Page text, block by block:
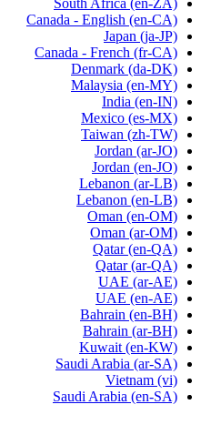
South Africa (en-ZA)
Canada - English (en-CA)
Japan (ja-JP)
Canada - French (fr-CA)
Denmark (da-DK)
Malaysia (en-MY)
India (en-IN)
Mexico (es-MX)
Taiwan (zh-TW)
Jordan (ar-JO)
Jordan (en-JO)
Lebanon (ar-LB)
Lebanon (en-LB)
Oman (en-OM)
Oman (ar-OM)
Qatar (en-QA)
Qatar (ar-QA)
UAE (ar-AE)
UAE (en-AE)
Bahrain (en-BH)
Bahrain (ar-BH)
Kuwait (en-KW)
Saudi Arabia (ar-SA)
Vietnam (vi)
Saudi Arabia (en-SA)